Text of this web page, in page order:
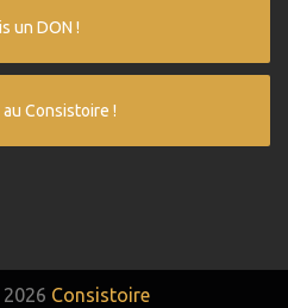
un DON !
au Consistoire !
Consistoire